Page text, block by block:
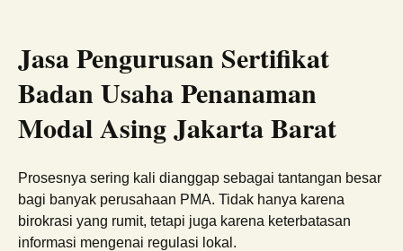
Jasa Pengurusan Sertifikat
Badan Usaha Penanaman
Modal Asing Jakarta Barat
Prosesnya sering kali dianggap sebagai tantangan besar
bagi banyak perusahaan PMA. Tidak hanya karena
birokrasi yang rumit, tetapi juga karena keterbatasan
informasi mengenai regulasi lokal.